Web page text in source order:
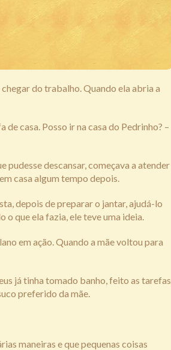
do trabalho. Quando ela abria a
casa. Posso ir na casa do Pedrinho? –
pudesse descansar, começava a atender
casa algum tempo depois.
depois de preparar o jantar, ajudá-lo
o que ela fazia, ele teve uma ideia.
em ação. Quando a mãe voltou para
já tinha tomado banho, feito as tarefas
preferido da mãe.
maneiras e que pequenas coisas